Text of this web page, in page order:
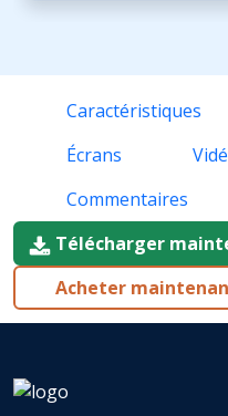
Caractéristiques
Écrans
Commentaires
Télécharger
Acheter